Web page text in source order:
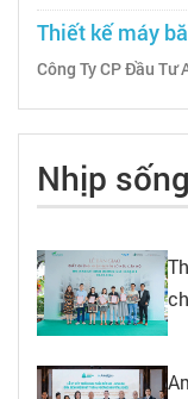
Thiết kế máy
Công Ty CP Đầu Tư
Nhịp